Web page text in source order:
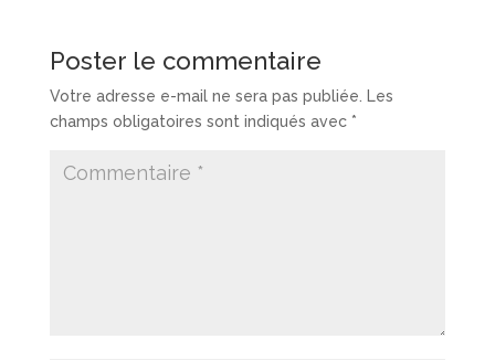
Poster le commentaire
Votre adresse e-mail ne sera pas publiée.
Les
champs obligatoires sont indiqués avec *